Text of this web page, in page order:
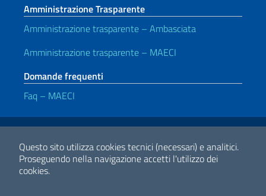
Questo sito utilizza cookies tecnici (necessari) e analitici.
Proseguendo nella navigazione accetti l'utilizzo dei
cookies.
Amministrazione Trasparente
Amministrazione trasparente – Ambasciata
Amministrazione trasparente – MAECI
Domande frequenti
Faq – MAECI
Link Utili